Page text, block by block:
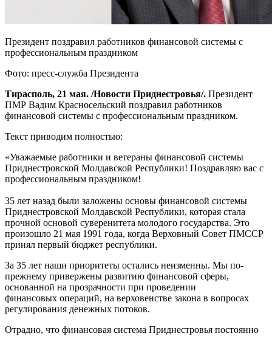
Президент поздравил работников финансовой системы с
профессиональным праздником
Фото: пресс-служба Президента
Тирасполь, 21 мая. /Новости Приднестровья/. Президент
ПМР Вадим Красносельский поздравил работников
финансовой системы с профессиональным праздником.
Текст приводим полностью:
«Уважаемые работники и ветераны финансовой системы
Приднестровской Молдавской Республики! Поздравляю вас с
профессиональным праздником!
35 лет назад были заложены основы финансовой системы
Приднестровской Молдавской Республики, которая стала
прочной основой суверенитета молодого государства. Это
произошло 21 мая 1991 года, когда Верховный Совет ПМССР
принял первый бюджет республики.
За 35 лет наши приоритеты остались неизменны. Мы по-
прежнему привержены развитию финансовой сферы,
основанной на прозрачности при проведении
финансовых операций, на верховенстве закона в вопросах
регулирования денежных потоков.
Отрадно, что финансовая система Приднестровья постоянно